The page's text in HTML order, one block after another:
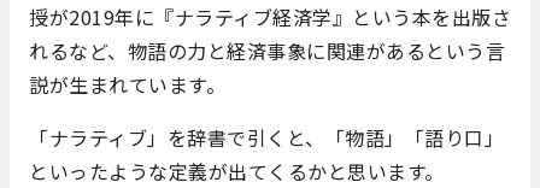
授が2019年に『ナラティブ経済学』という本を出版さ
れるなど、物語の力と経済事象に関連があるという言
説が生まれています。
「ナラティブ」を辞書で引くと、「物語」「語り口」
といったような定義が出てくるかと思います。